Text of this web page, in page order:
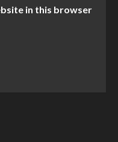
in this browser